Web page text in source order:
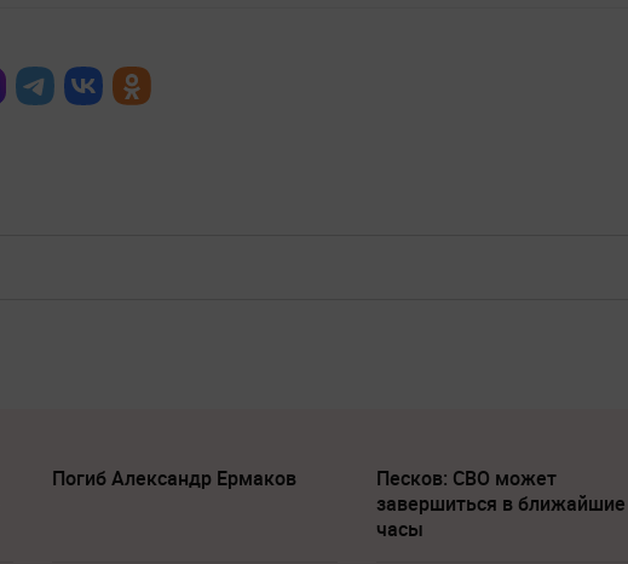
Погиб Александр Ермаков
Песков: СВО может
завершиться в ближайшие
часы